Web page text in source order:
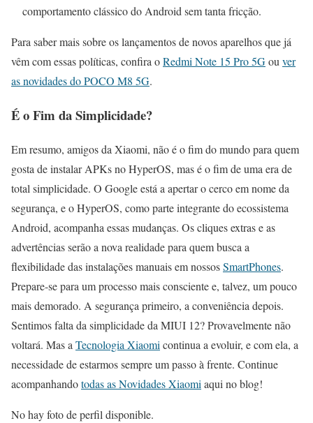
comportamento clássico do Android sem tanta fricção.
Para saber mais sobre os lançamentos de novos aparelhos que já
vêm com essas políticas, confira oRedmi Note 15 Pro 5Gouver
as novidades do POCO M8 5G.
É o Fim da Simplicidade?
Em resumo, amigos da Xiaomi, não é o fim do mundo para quem
gosta de instalar APKs no HyperOS, mas é o fim de uma era de
total simplicidade. O Google está a apertar o cerco em nome da
segurança, e o HyperOS, como parte integrante do ecossistema
Android, acompanha essas mudanças. Os cliques extras e as
advertências serão a nova realidade para quem busca a
flexibilidade das instalações manuais em nossosSmartPhones.
Prepare-se para um processo mais consciente e, talvez, um pouco
mais demorado. A segurança primeiro, a conveniência depois.
Sentimos falta da simplicidade da MIUI 12? Provavelmente não
voltará. Mas a Tecnologia Xiaomi continua a evoluir, e com ela, a
necessidade de estarmos sempre um passo à frente. Continue
acompanhandotodas as Novidades Xiaomi aqui no blog!
No hay foto de perfil disponible.